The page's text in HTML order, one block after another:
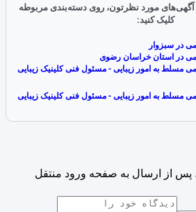
مورد نظرتون، روی دسته‌بندی مربوطه
کلیک کنید:
در سبزوار
در استان خراسان رضوی
مسلط به امور زیبایی - مسئول فنی کلینیک زیبایی
مسلط به امور زیبایی - مسئول فنی کلینیک زیبایی
پس از ارسال به صفحه ورود منتقل